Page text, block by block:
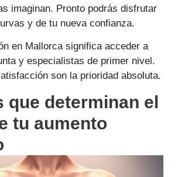
imaginan. Pronto podrás disfrutar
y de tu nueva confianza.
en Mallorca significa acceder a
y especialistas de primer nivel.
son la prioridad absoluta.
que determinan el
tu aumento